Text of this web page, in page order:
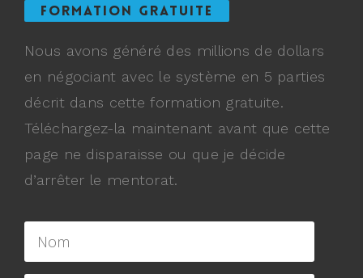
FORMATION GRATUITE
Nous avons généré des millions de dollars
en négociant avec le système en 5 parties
décrit dans cette formation gratuite.
Téléchargez-la maintenant avant que cette
page ne disparaisse ou que je décide
d’arrêter le mentorat.